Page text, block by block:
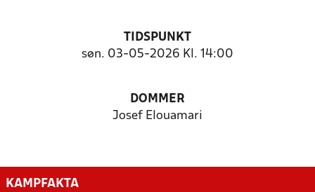
TIDSPUNKT
søn. 03-05-2026 Kl. 14:00
DOMMER
Josef Elouamari
KAMPFAKTA